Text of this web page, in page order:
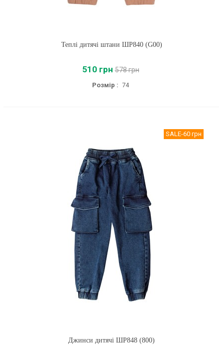
Теплі дитячі штани ШР840 (G00)
510 грн 578 грн
Розмір : 74
SALE-60 грн
Джинси дитячі ШР848 (800)